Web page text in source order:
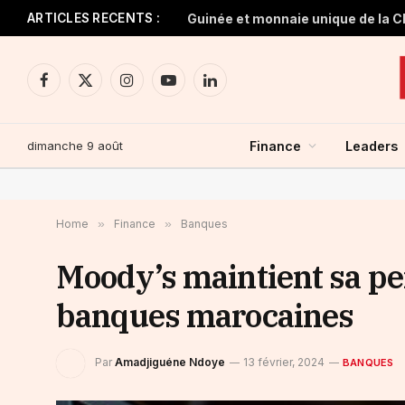
ARTICLES RECENTS :
Facebook
X
InstagramYouTubeLinkedIn
dimanche 9 août Finance Leaders
Home » Finance » Banques
Moody’s maintient sa
banques marocaines
Par Amadjiguéne Ndoye 13 février, 2024 BANQUES